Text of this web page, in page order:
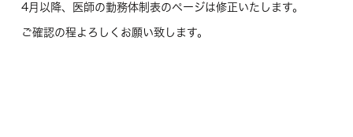
4月以降、医師の勤務体制表のページは修正いたします。
ご確認の程よろしくお願い致します。